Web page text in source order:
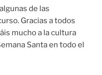
de las
Gracias a todos
mucho a la cultura
Santa en todo el